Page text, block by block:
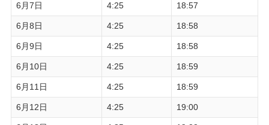
6月7日 4:25 18:57
6月8日 4:25 18:58
6月9日 4:25 18:58
6月10日 4:25 18:59
6月11日 4:25 18:59
6月12日 4:25 19:00